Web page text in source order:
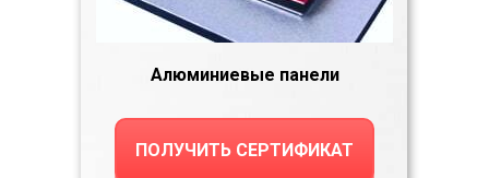
Алюминиевые панели
ПОЛУЧИТЬ СЕРТИФИКАТ